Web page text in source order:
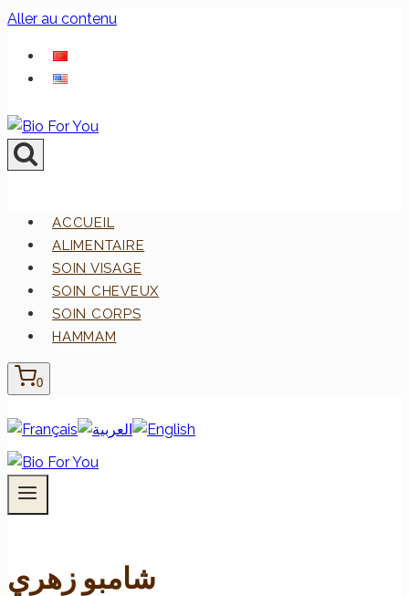
Aller au contenu
ACCUEIL
ALIMENTAIRE
SOIN VISAGE
SOIN CHEVEUX
SOIN CORPS
HAMMAM
0
شامبو زهري